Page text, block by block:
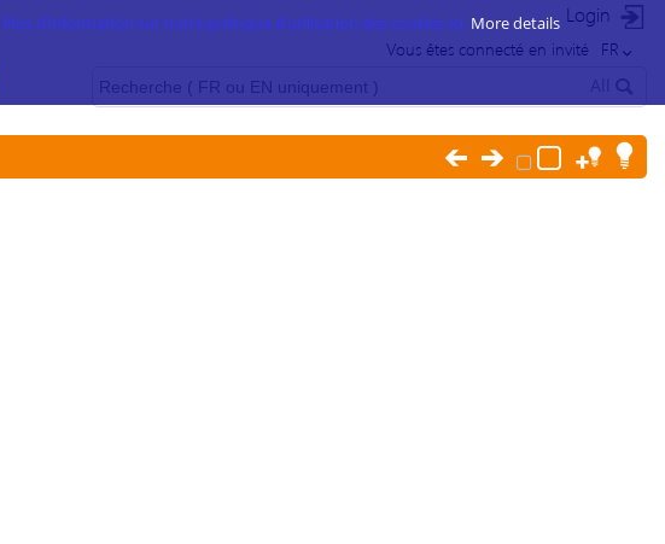
Login
FR
Vous êtes connecté en invité
Plus d’information sur notre politique d’utilisation des cookies ici. More details